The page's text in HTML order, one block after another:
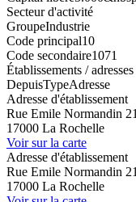
Secteur d'activité
GroupeIndustrie
Code principal10
Code secondaire1071
Établissements / adresses
DepuisTypeAdresse
Adresse d'établissement
Rue Emile Normandin
17000 La Rochelle
Voir sur la carte
Adresse d'établissement
Rue Emile Normandin
17000 La Rochelle